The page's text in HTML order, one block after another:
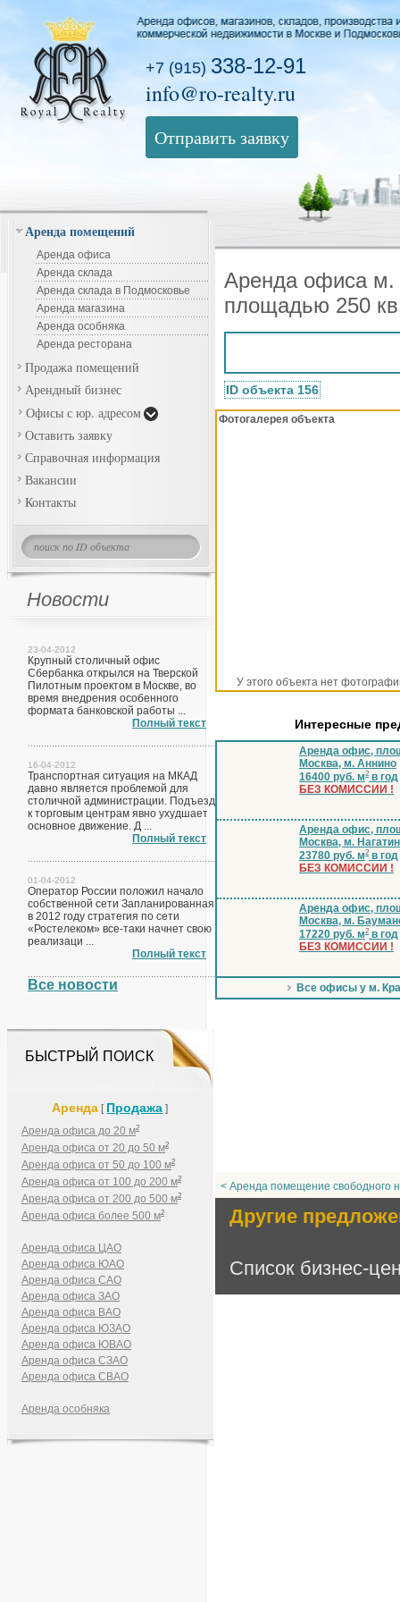
+7 (915) 338-12-91
info@ro-realty.ru
Отправить заявку
Аренда помещений
Аренда офиса
Аренда склада
Аренда склада в Подмосковье
Аренда магазина
Аренда особняка
Аренда ресторана
Продажа помещений
Арендный бизнес
Офисы с юр. адресом
Оставить заявку
Справочная информация
Вакансии
Контакты
Новости
23-04-2012
Крупный столичный офис
Сбербанка открылся на Тверской
Пилотным проектом в Москве, во
время внедрения особенного
формата банковской работы ...
Полный текст
16-04-2012
Транспортная ситуация на МКАД
давно является проблемой для
столичной администрации. Подъезд
к торговым центрам явно ухудшает
основное движение. Д ...
Полный текст
01-04-2012
Оператор России положил начало
собственной сети Запланированная
в 2012 году стратегия по сети
«Ростелеком» все-таки начнет свою
реализаци ...
Полный текст
Все новости
БЫСТРЫЙ ПОИСК
Аренда [ Продажа ]
Аренда офиса до 20 м2
Аренда офиса от 20 до 50 м2
Аренда офиса от 50 до 100 м2
Аренда офиса от 100 до 200 м2
Аренда офиса от 200 до 500 м2
Аренда офиса более 500 м2
Аренда офиса ЦАО
Аренда офиса ЮАО
Аренда офиса САО
Аренда офиса ЗАО
Аренда офиса ВАО
Аренда офиса ЮЗАО
Аренда офиса ЮВАО
Аренда офиса СЗАО
Аренда офиса СВАО
Аренда особняка
Аренда офиса м.
площадью 250
ID объекта 156
Фотогалерея объекта
У этого объекта нет
Интересные
Аренда офис,
Москва, м. Аннино
16400 руб. м2 в год
БЕЗ КОМИССИИ !
Аренда офис,
Москва, м.
23780 руб. м2 в год
БЕЗ КОМИССИИ !
Аренда офис,
Москва, м.
17220 руб. м2 в год
БЕЗ КОМИССИИ !
Все офисы у м.
< Аренда помещение свободного
Другие
Список бизнес-